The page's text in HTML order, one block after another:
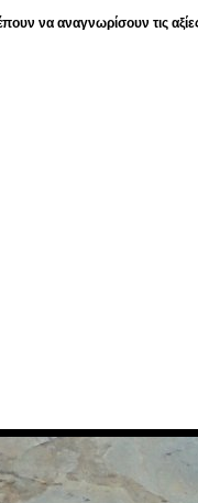
να αναγνωρίσουν τις